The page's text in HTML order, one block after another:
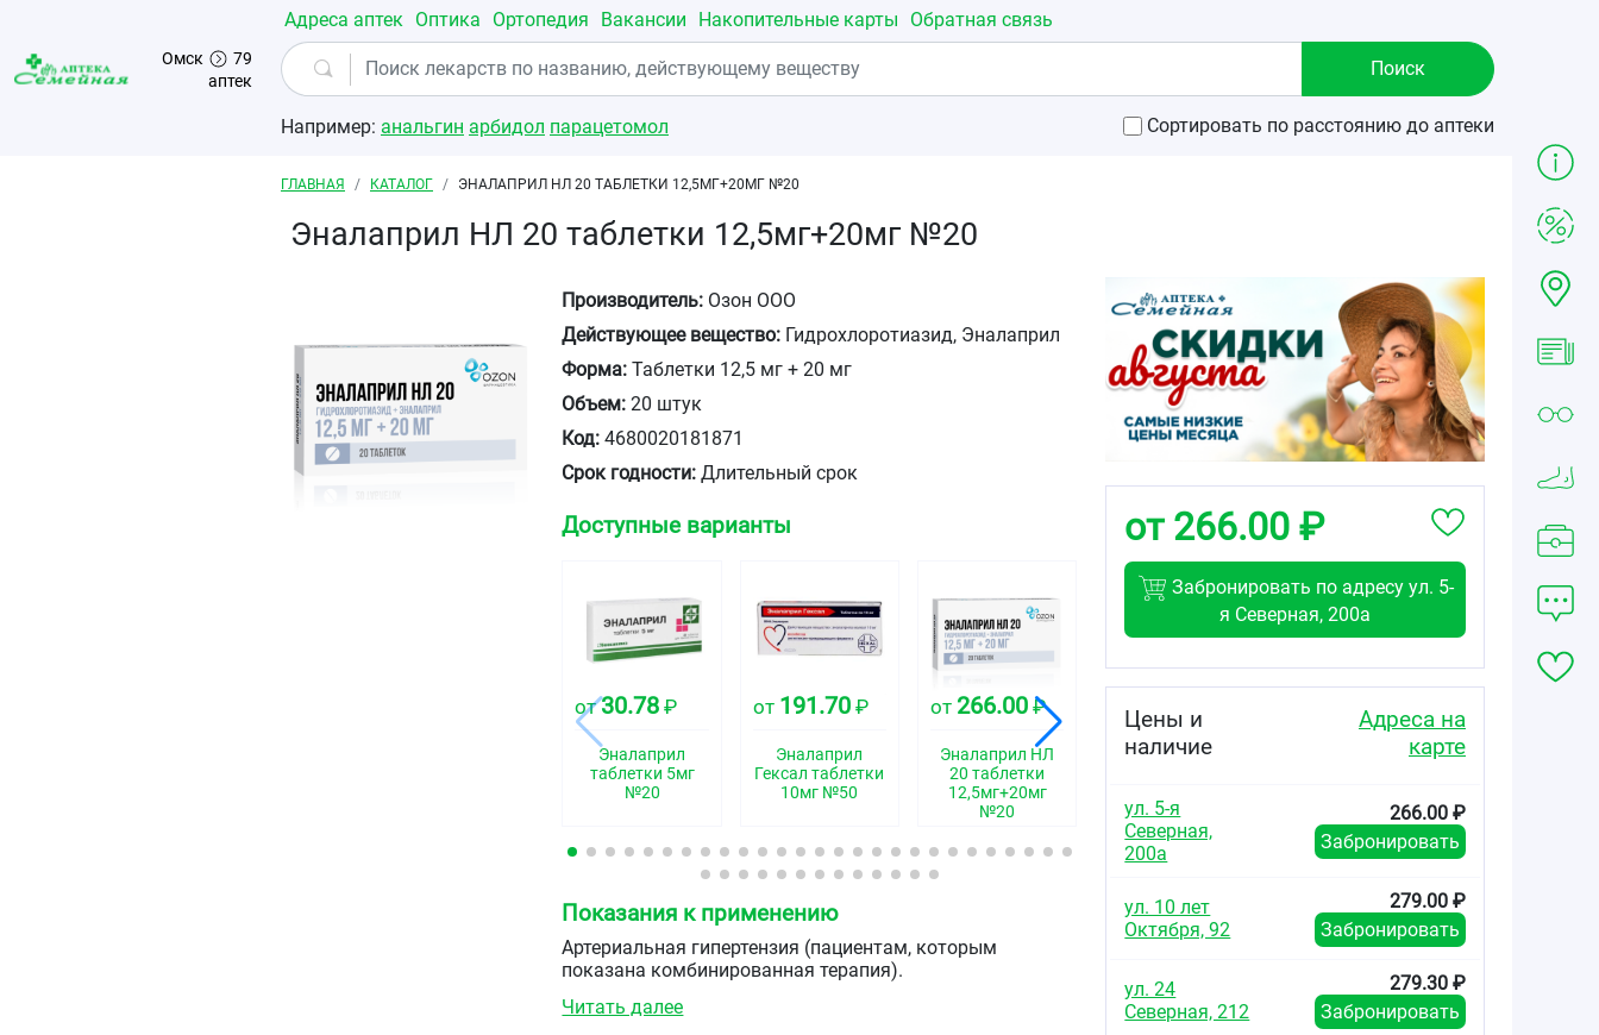
Перейти к основному содержанию
Омск
79
аптек
Адреса аптек Оптика Ортопедия Вакансии Накопительные карты Обратная связь
Например: анальгин арбидол парацетомол Сортировать по расстоянию до аптеки
Строка навигации
ГЛАВНАЯ КАТАЛОГ ЭНАЛАПРИЛ НЛ 20 ТАБЛЕТКИ 12,5МГ+20МГ №20
Эналаприл НЛ 20 таблетки 12,5мг+20мг №20
Производитель: Озон ООО
Действующее вещество: Гидрохлоротиазид, Эналаприл
Форма: Таблетки 12,5 мг + 20 мг
Объем: 20 штук
Код: 4680020181871
Срок годности: Длительный срок
Доступные варианты
от30.78 ₽
Эналаприл
таблетки 5мг
№20
от 191.70₽
Эналаприл
Гексал таблетки
10мг №50
от 266.00 ₽
Эналаприл НЛ
20 таблетки
12,5мг+20мг
№20
от 30.00
Эналаприл НЛ
№20
75.06
Показания к применению
Артериальная гипертензия (пациентам, которым
показана комбинированная терапия).
Читать далее
от 266.00 ₽
Забронировать по адресу ул. 5-
я Северная, 200а
Цены и
наличие
Адреса на
карте
ул. 5-я
Северная,
200а
266.00 ₽
Забронировать
ул. 10 лет
Октября, 92
279.00 ₽
Забронировать
ул. 24
Северная, 212
279.30 ₽
Забронировать